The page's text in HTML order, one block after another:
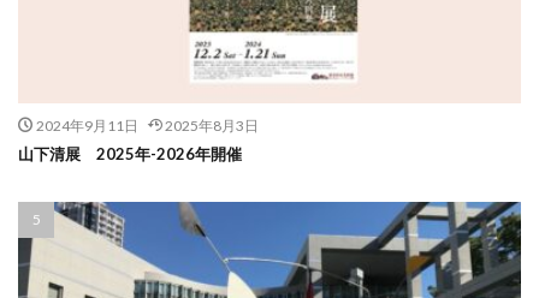
2024年9月11日 2025年8月3日
山下清展 2025年-2026年開催